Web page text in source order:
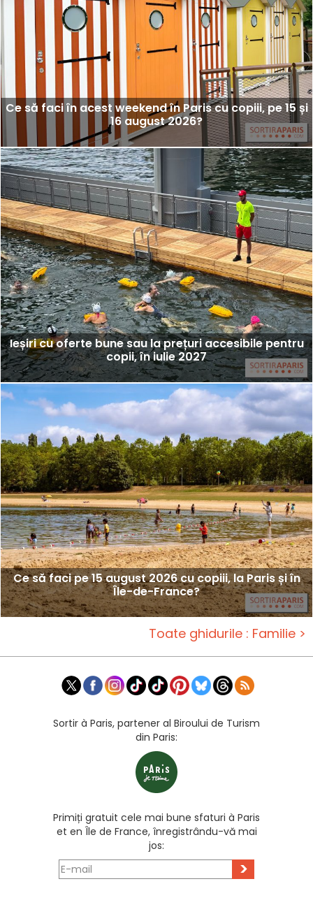
Ce să faci în acest weekend în Paris cu copiii, pe 15 și
16 august 2026?
Ieșiri cu oferte bune sau la prețuri accesibile pentru
copii, în iulie 2027
Ce să faci pe 15 august 2026 cu copiii, la Paris și în
Île-de-France?
Toate ghidurile : Familie >
Sortir à Paris, partener al Biroului de Turism
din Paris:
Primiți gratuit cele mai bune sfaturi à Paris
et en Île de France, înregistrându-vă mai
jos:
>